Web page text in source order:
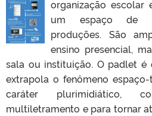
organização escolar
um espaço de
produções. São
ensino presencial,
sala ou instituição. O padlet
extrapola o fenômeno
caráter plurimidiático,
multiletramento e para tornar